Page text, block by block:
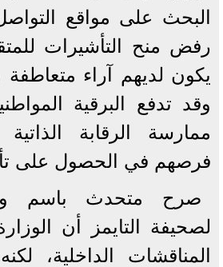
البحث على مواقع
رفض منح التأشيرات
يكون لديهم آراء متعاطفة
وقد تدفع البرقية
ممارسة الرقابة
فرصهم في الحصول على
صرح متحدث باسم
لصحيفة التايمز أن
المناقشات الداخلية،